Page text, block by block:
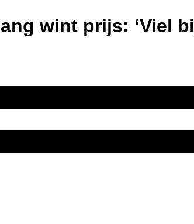
wint prijs: ‘Viel
Anneke Valk het boek Zwijgverzuim